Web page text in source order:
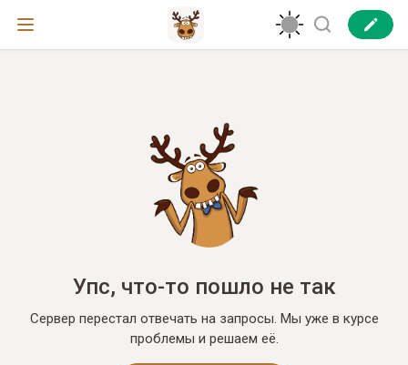
Упс, что-то пошло не так
Сервер перестал отвечать на запросы. Мы уже в курсе
проблемы и решаем её.